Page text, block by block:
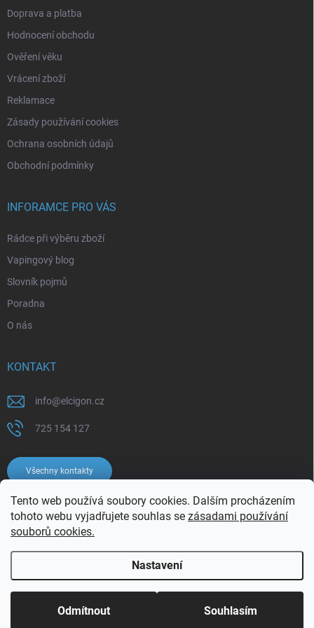
Tento web používá soubory cookies. Dalším procházením
tohoto webu vyjadřujete souhlas se zásadami používání
souborů cookies.
Nastavení
Odmítnout Souhlasím
Doprava a platba
Hodnocení obchodu
Ověření věku
Vrácení zboží
Reklamace
Zásady používání cookies
Ochrana osobních údajů
Obchodní podmínky
INFORAMCE PRO VÁS
Rádce při výběru zboží
Vapingový blog
Slovník pojmů
Poradna
O nás
KONTAKT
info@elcigon.cz
725 154 127
Všechny kontakty
Copyright 2026Elcigon.cz. Všechna práva vyhrazena.Upravit nastavení
cookies